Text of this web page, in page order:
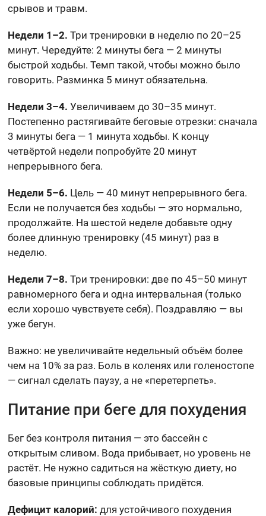
срывов и травм.
Недели 1–2. Три тренировки в неделю по 20–25
минут. Чередуйте: 2 минуты бега — 2 минуты
быстрой ходьбы. Темп такой, чтобы можно было
говорить. Разминка 5 минут обязательна.
Недели 3–4. Увеличиваем до 30–35 минут.
Постепенно растягивайте беговые отрезки: сначала
3 минуты бега — 1 минута ходьбы. К концу
четвёртой недели попробуйте 20 минут
непрерывного бега.
Недели 5–6. Цель — 40 минут непрерывного бега.
Если не получается без ходьбы — это нормально,
продолжайте. На шестой неделе добавьте одну
более длинную тренировку (45 минут) раз в
неделю.
Недели 7–8. Три тренировки: две по 45–50 минут
равномерного бега и одна интервальная (только
если хорошо чувствуете себя). Поздравляю — вы
уже бегун.
Важно: не увеличивайте недельный объём более
чем на 10% за раз. Боль в коленях или голеностопе
— сигнал сделать паузу, а не «перетерпеть».
Питание при беге для похудения
Бег без контроля питания — это бассейн с
открытым сливом. Вода прибывает, но уровень не
растёт. Не нужно садиться на жёсткую диету, но
базовые принципы соблюдать придётся.
Дефицит калорий: для устойчивого похудения